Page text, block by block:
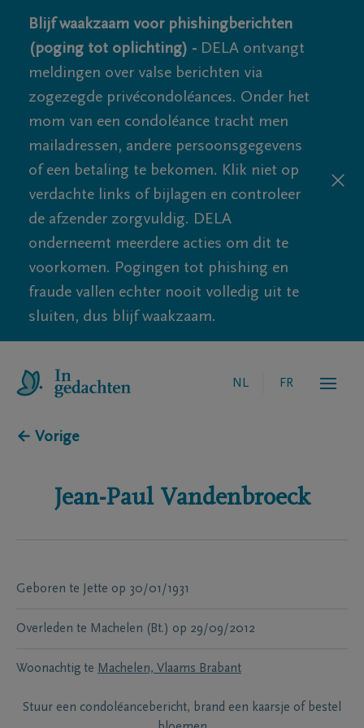
Blijf waakzaam voor phishingberichten
(poging tot oplichting) - DELA ontvangt
meldingen over valse berichten via
zogezegde privécondoléances. Onder het
mom van een condoléance tracht men
mailadressen, andere persoonsgegevens
of een betaling te bekomen. Klik niet op
verdachte links of bijlagen en controleer
de afzender zorgvuldig. DELA
onderneemt meerdere acties om dit te
voorkomen. Pogingen tot phishing en
fraude vallen echter nooit volledig uit te
sluiten, dus blijf waakzaam.
NL FR
← Vorige
Jean-Paul Vandenbroeck
Geboren te Jette op 30/01/1931
Overleden te Machelen (Bt.) op 29/09/2012
Woonachtig te Machelen, Vlaams Brabant
Stuur een condoléancebericht, brand een kaarsje of bestel